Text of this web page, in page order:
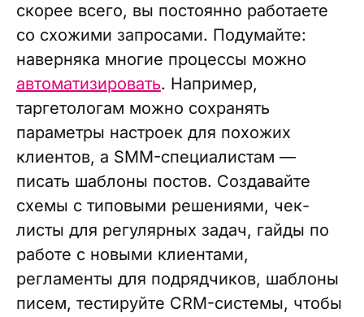
скорее всего, вы постоянно работаете
со схожими запросами. Подумайте:
наверняка многие процессы можно
автоматизировать. Например,
таргетологам можно сохранять
параметры настроек для похожих
клиентов, а SMM-специалистам —
писать шаблоны постов. Создавайте
схемы с типовыми решениями, чек-
листы для регулярных задач, гайды по
работе с новыми клиентами,
регламенты для подрядчиков, шаблоны
писем, тестируйте CRM-системы, чтобы